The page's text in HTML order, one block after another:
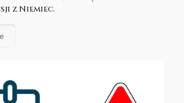
z Niemiec.